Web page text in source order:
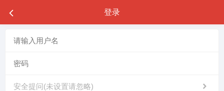
登录
安全提问(未设置请忽略)